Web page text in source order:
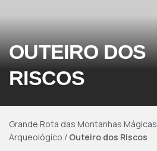
OUTEIRO DOS
RISCOS
Grande Rota das Montanhas Mágicas
Arqueológico / Outeiro dos Riscos